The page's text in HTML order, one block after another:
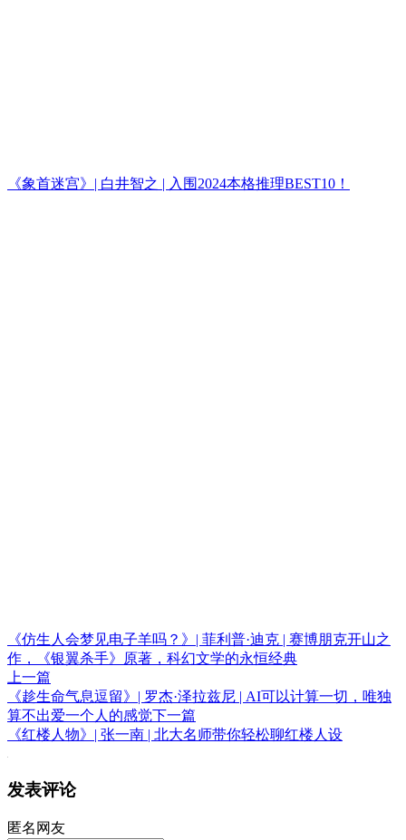
《象首迷宫》| 白井智之 | 入围2024本格推理BEST10！
《仿生人会梦见电子羊吗？》| 菲利普·迪克 | 赛博朋克开山之
作，《银翼杀手》原著，科幻文学的永恒经典
上一篇
《趁生命气息逗留》| 罗杰·泽拉兹尼 | AI可以计算一切，唯独
算不出爱一个人的感觉下一篇
《红楼人物》| 张一南 | 北大名师带你轻松聊红楼人设
发表评论
匿名网友